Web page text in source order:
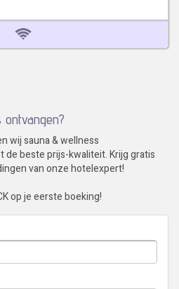
wij sauna & wellness
beste prijs-kwaliteit. Krijg gratis
van onze hotelexpert!
op je eerste boeking!